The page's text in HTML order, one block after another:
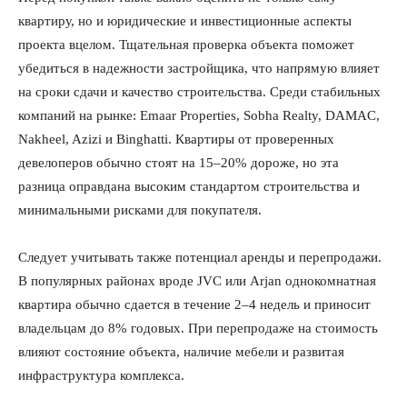
квартиру, но и юридические и инвестиционные аспекты
проекта вцелом. Тщательная проверка объекта поможет
убедиться в надежности застройщика, что напрямую влияет
на сроки сдачи и качество строительства. Среди стабильных
компаний на рынке: Emaar Properties, Sobha Realty, DAMAC,
Nakheel, Azizi и Binghatti. Квартиры от проверенных
девелоперов обычно стоят на 15–20% дороже, но эта
разница оправдана высоким стандартом строительства и
минимальными рисками для покупателя.
Следует учитывать также потенциал аренды и перепродажи.
В популярных районах вроде JVC или Arjan однокомнатная
квартира обычно сдается в течение 2–4 недель и приносит
владельцам до 8% годовых. При перепродаже на стоимость
влияют состояние объекта, наличие мебели и развитая
инфраструктура комплекса.